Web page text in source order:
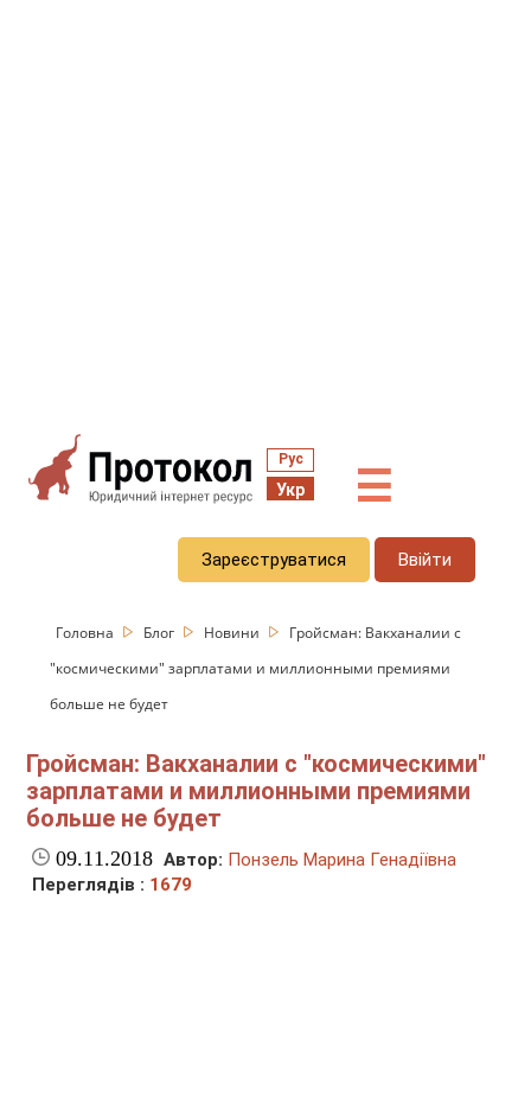
Рус
Укр ☰
Зареєструватися Ввійти
Головна Блог Новини
Гройсман: Вакханалии с
"космическими" зарплатами и миллионными премиями
больше не будет
Гройсман: Вакханалии с "космическими"
зарплатами и миллионными премиями
больше не будет
09.11.2018 Автор: Понзель Марина Генадіївна
Переглядів : 1679